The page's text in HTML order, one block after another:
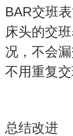
BAR交班
床头的交
况，不会
不用重复交
总结改进